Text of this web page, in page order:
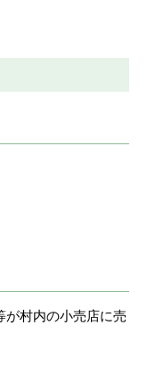
が村内の小売店に売